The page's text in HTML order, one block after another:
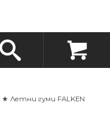
★ Летни гуми FALKEN